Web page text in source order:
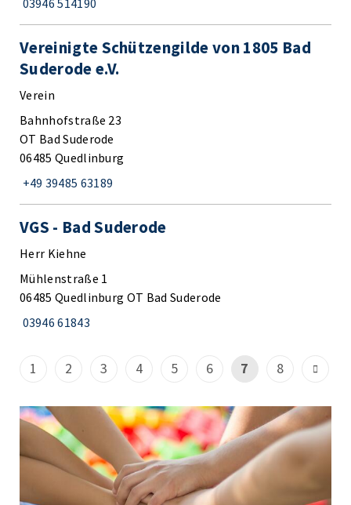
Vereinigte Schützengilde von 1805 Bad
Suderode e.V.
Verein
Bahnhofstraße 23
OT Bad Suderode
06485 Quedlinburg
+49 39485 63189
VGS - Bad Suderode
Herr Kiehne
Mühlenstraße 1
06485 Quedlinburg OT Bad Suderode
03946 61843
1 2 3 4 5 6 7 8